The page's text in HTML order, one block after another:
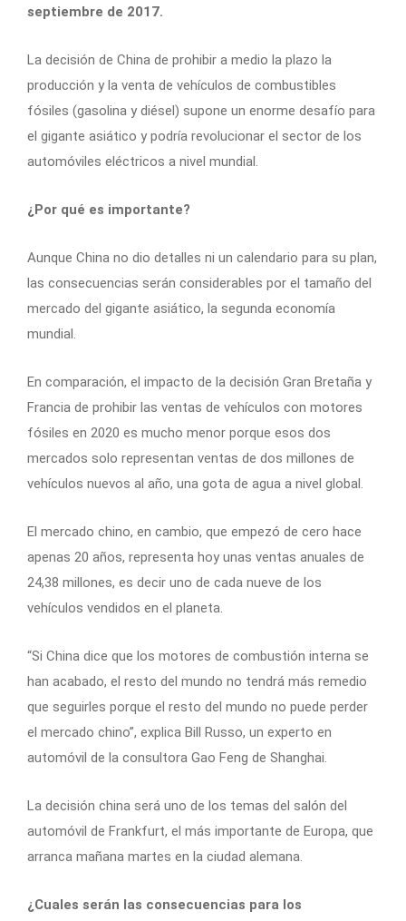
septiembre de 2017.
La decisión de China de prohibir a medio la plazo la
producción y la venta de vehículos de combustibles
fósiles (gasolina y diésel) supone un enorme desafío para
el gigante asiático y podría revolucionar el sector de los
automóviles eléctricos a nivel mundial.
¿Por qué es importante?
Aunque China no dio detalles ni un calendario para su plan,
las consecuencias serán considerables por el tamaño del
mercado del gigante asiático, la segunda economía
mundial.
En comparación, el impacto de la decisión Gran Bretaña y
Francia de prohibir las ventas de vehículos con motores
fósiles en 2020 es mucho menor porque esos dos
mercados solo representan ventas de dos millones de
vehículos nuevos al año, una gota de agua a nivel global.
El mercado chino, en cambio, que empezó de cero hace
apenas 20 años, representa hoy unas ventas anuales de
24,38 millones, es decir uno de cada nueve de los
vehículos vendidos en el planeta.
“Si China dice que los motores de combustión interna se
han acabado, el resto del mundo no tendrá más remedio
que seguirles porque el resto del mundo no puede perder
el mercado chino”, explica Bill Russo, un experto en
automóvil de la consultora Gao Feng de Shanghai.
La decisión china será uno de los temas del salón del
automóvil de Frankfurt, el más importante de Europa, que
arranca mañana martes en la ciudad alemana.
¿Cuales serán las consecuencias para los